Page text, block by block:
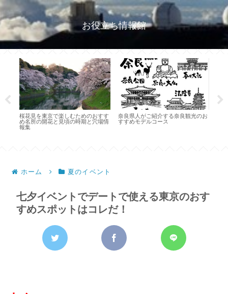
お役立ち情報館
桜花見を東京で楽しむためのおすす
め名所の開花と見頃の時期と穴場情
報集
奈良県人がご紹介する奈良観光のお
すすめモデルコース
ホーム 夏のイベント
七夕イベントでデートで使える東京のおす
すめスポットはコレだ！